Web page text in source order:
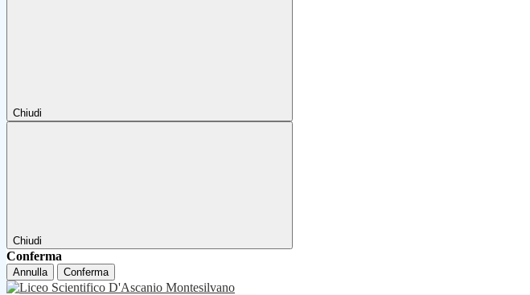
Chiudi
Chiudi
Conferma
Annulla Conferma